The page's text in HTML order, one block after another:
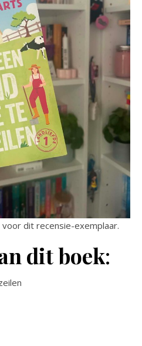
voor dit recensie-exemplaar.
dit boek: